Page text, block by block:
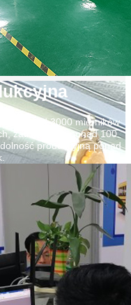
ponad 3000 mierników
zatrudniając ponad 100
produkcyjną ponad